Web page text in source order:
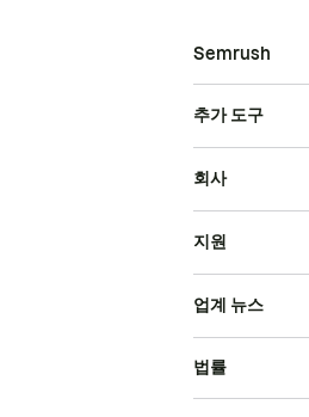
Semrush
추가 도구
회사
지원
업계 뉴스
법률